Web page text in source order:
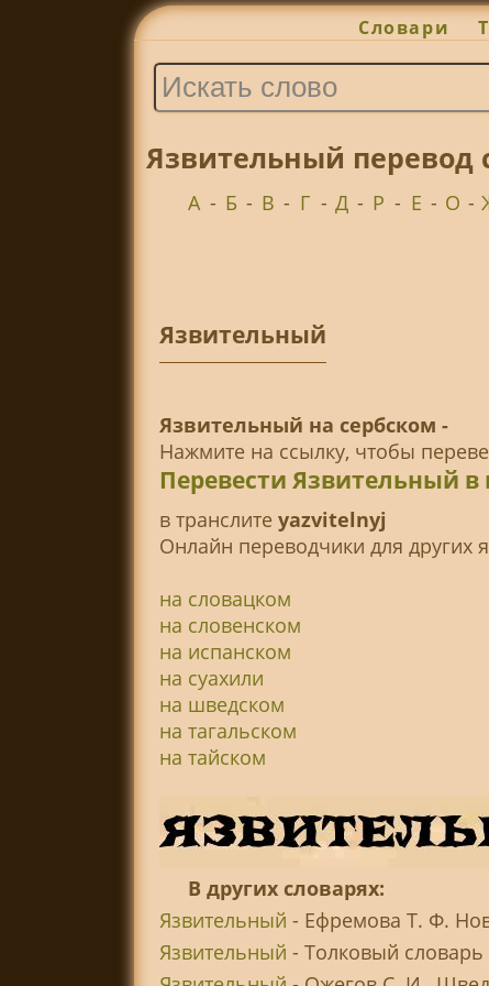
Словари
Язвительный перевод
А - Б - В - Г - Д - Р - Е - О -
Язвительный
Язвительный на сербском -
Нажмите на ссылку, чтобы
Перевести Язвительный
в транслитe yazvitelnyj
Онлайн переводчики для других
на словацком
на словенском
на испанском
на суахили
на шведском
на тагальском
на тайском
В других словарях:
Язвительный - Ефремова Т. Ф.
Язвительный - Толковый